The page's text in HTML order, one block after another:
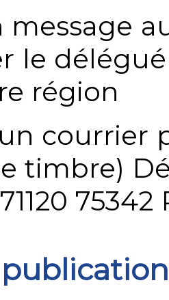
message
le
région
courrier
timbre)
75342